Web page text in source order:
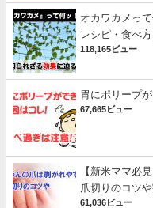
オカワカメっ
レシピ・食べ
118,165ビュー
胃にポリープ
67,665ビュー
【新米ママ必
爪切りのコツ
61,036ビュー